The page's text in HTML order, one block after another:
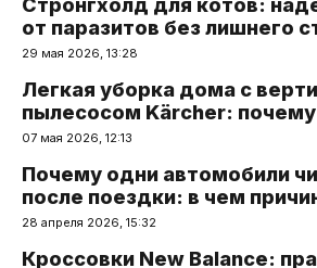
Стронгхолд для котов:
от паразитов без лишнего
29 мая 2026, 13:28
Легкая уборка дома с
пылесосом Kärcher:
07 мая 2026, 12:13
Почему одни автомобили
после поездки: в чем
28 апреля 2026, 15:32
Кроссовки New Balance: